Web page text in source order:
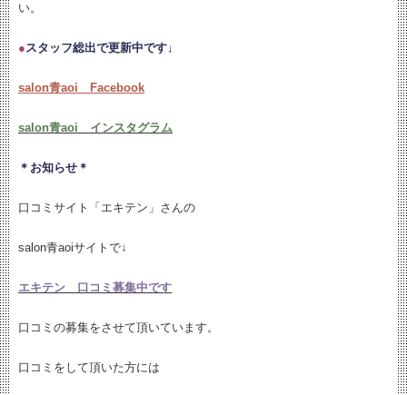
い。
●スタッフ総出で更新中です↓
salon青aoi Facebook
salon青aoi インスタグラム
＊お知らせ＊
口コミサイト「エキテン」さんの
salon青aoiサイトで↓
エキテン 口コミ募集中です
口コミの募集をさせて頂いています。
口コミをして頂いた方には